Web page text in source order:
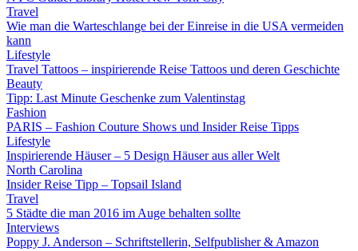
Travel
Wie man die Warteschlange bei der Einreise in die USA vermeiden
kann
Lifestyle
Travel Tattoos – inspirierende Reise Tattoos und deren Geschichte
Beauty
Tipp: Last Minute Geschenke zum Valentinstag
Fashion
PARIS – Fashion Couture Shows und Insider Reise Tipps
Lifestyle
Inspirierende Häuser – 5 Design Häuser aus aller Welt
North Carolina
Insider Reise Tipp – Topsail Island
Travel
5 Städte die man 2016 im Auge behalten sollte
Interviews
Poppy J. Anderson – Schriftstellerin, Selfpublisher & Amazon